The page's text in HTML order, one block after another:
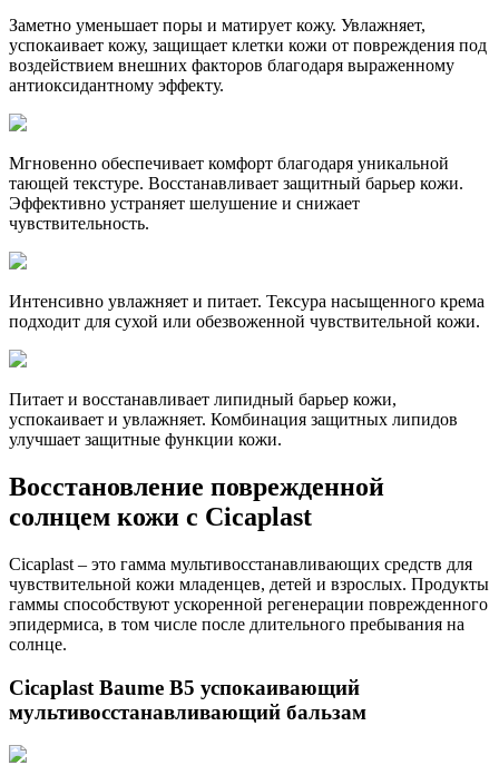
Заметно уменьшает поры и матирует кожу. Увлажняет,
успокаивает кожу, защищает клетки кожи от повреждения под
воздействием внешних факторов благодаря выраженному
антиоксидантному эффекту.
Мгновенно обеспечивает комфорт благодаря уникальной
тающей текстуре. Восстанавливает защитный барьер кожи.
Эффективно устраняет шелушение и снижает
чувствительность.
Интенсивно увлажняет и питает. Тексура насыщенного крема
подходит для сухой или обезвоженной чувствительной кожи.
Питает и восстанавливает липидный барьер кожи,
успокаивает и увлажняет. Комбинация защитных липидов
улучшает защитные функции кожи.
Восстановление поврежденной
солнцем кожи с Cicaplast
Cicaplast – это гамма мультивосстанавливающих средств для
чувствительной кожи младенцев, детей и взрослых. Продукты
гаммы способствуют ускоренной регенерации поврежденного
эпидермиса, в том числе после длительного пребывания на
солнце.
Cicaplast Baume B5 успокаивающий
мультивосстанавливающий бальзам